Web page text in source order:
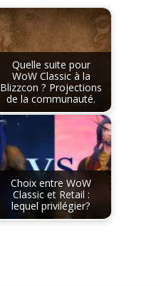
Quelle suite pour
WoW Classic à la
Blizzcon ? Projections
de la communauté.
Choix entre WoW
Classic et Retail :
lequel privilégier?